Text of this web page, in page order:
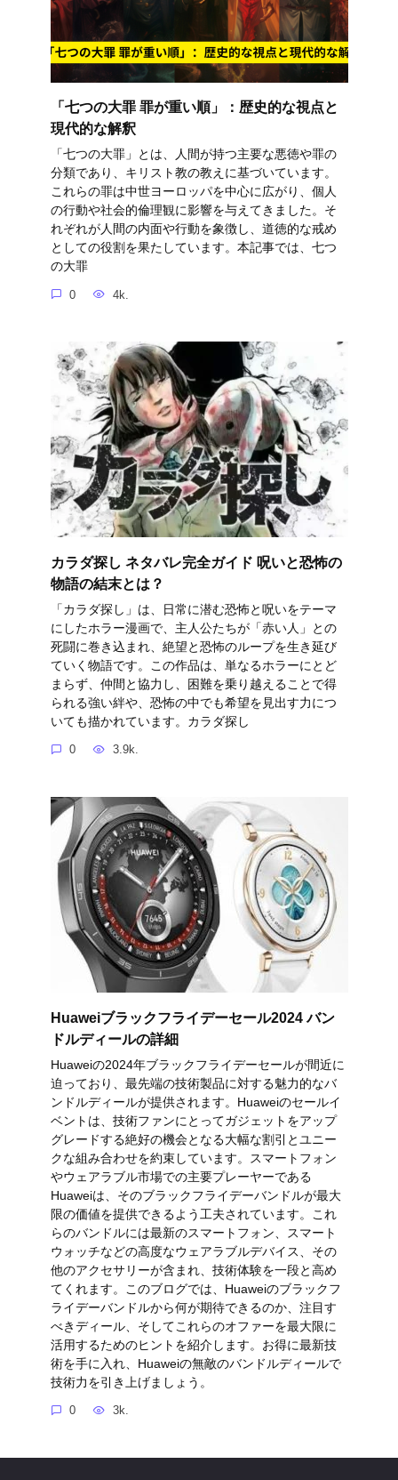
「七つの大罪 罪が重い順」：歴史的な視点と
現代的な解釈
「七つの大罪」とは、人間が持つ主要な悪徳や罪の
分類であり、キリスト教の教えに基づいています。
これらの罪は中世ヨーロッパを中心に広がり、個人
の行動や社会的倫理観に影響を与えてきました。そ
れぞれが人間の内面や行動を象徴し、道徳的な戒め
としての役割を果たしています。本記事では、七つ
の大罪
0 4k.
カラダ探し ネタバレ完全ガイド 呪いと恐怖の
物語の結末とは？
「カラダ探し」は、日常に潜む恐怖と呪いをテーマ
にしたホラー漫画で、主人公たちが「赤い人」との
死闘に巻き込まれ、絶望と恐怖のループを生き延び
ていく物語です。この作品は、単なるホラーにとど
まらず、仲間と協力し、困難を乗り越えることで得
られる強い絆や、恐怖の中でも希望を見出す力につ
いても描かれています。カラダ探し
0 3.9k.
Huaweiブラックフライデーセール2024 バン
ドルディールの詳細
Huaweiの2024年ブラックフライデーセールが間近に
迫っており、最先端の技術製品に対する魅力的なバ
ンドルディールが提供されます。Huaweiのセールイ
ベントは、技術ファンにとってガジェットをアップ
グレードする絶好の機会となる大幅な割引とユニー
クな組み合わせを約束しています。スマートフォン
やウェアラブル市場での主要プレーヤーである
Huaweiは、そのブラックフライデーバンドルが最大
限の価値を提供できるよう工夫されています。これ
らのバンドルには最新のスマートフォン、スマート
ウォッチなどの高度なウェアラブルデバイス、その
他のアクセサリーが含まれ、技術体験を一段と高め
てくれます。このブログでは、Huaweiのブラックフ
ライデーバンドルから何が期待できるのか、注目す
べきディール、そしてこれらのオファーを最大限に
活用するためのヒントを紹介します。お得に最新技
術を手に入れ、Huaweiの無敵のバンドルディールで
技術力を引き上げましょう。
0 3k.